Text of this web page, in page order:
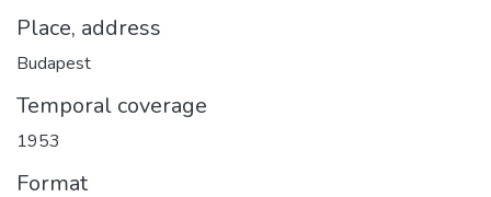
Place, address
Budapest
Temporal coverage
1953
Format